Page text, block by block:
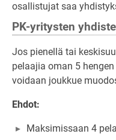
osallistujat saa
PK-yritysten
Jos pienellä tai
pelaajia oman 5
voidaan joukkue
Ehdot:
Maksimissaan 4